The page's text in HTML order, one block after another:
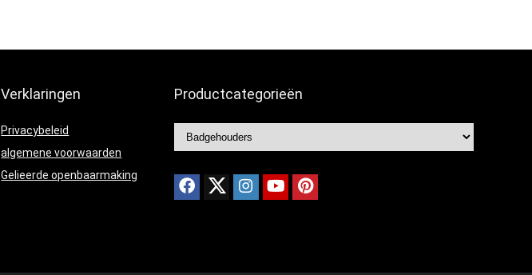
Verklaringen
Privacybeleid
algemene voorwaarden
Gelieerde openbaarmaking
Productcategorieën